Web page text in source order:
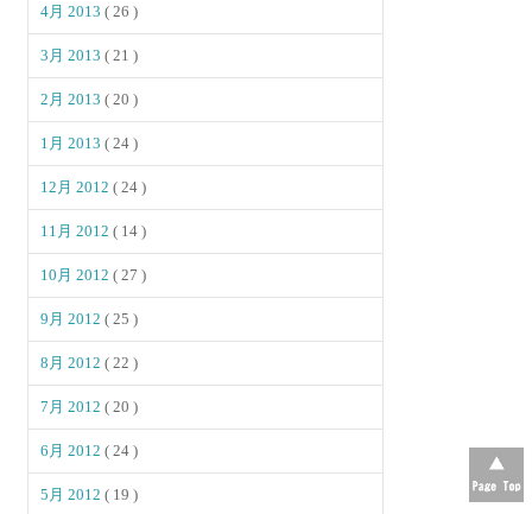
4月 2013( 26 )
3月 2013( 21 )
2月 2013( 20 )
1月 2013( 24 )
12月 2012( 24 )
11月 2012( 14 )
10月 2012( 27 )
9月 2012( 25 )
8月 2012( 22 )
7月 2012( 20 )
6月 2012( 24 )
5月 2012( 19 )